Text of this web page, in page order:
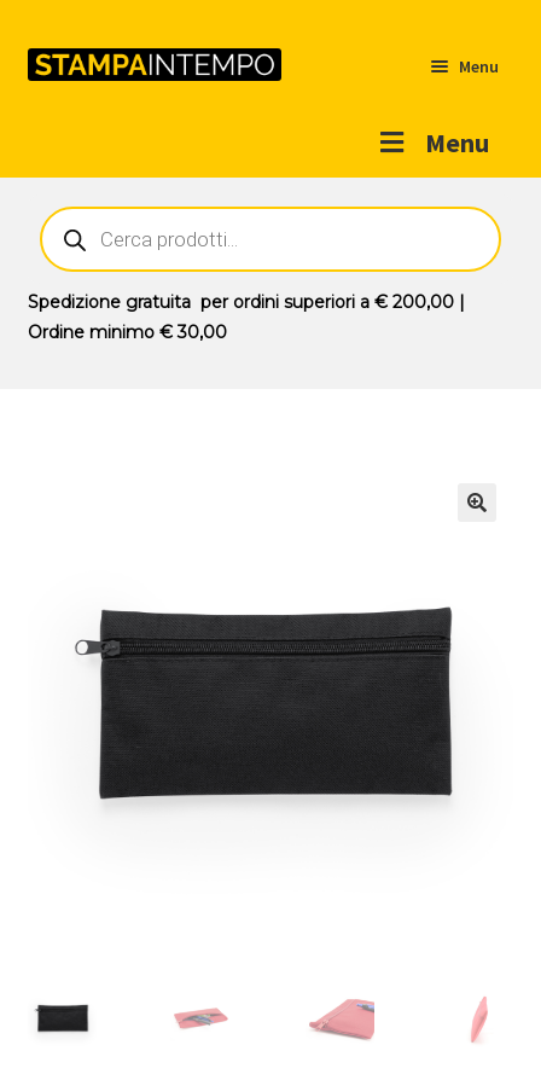
Menu
Menu
Outlet
Prodotti
Novità
Ricerca
prodotti
Spedizione gratuitaper ordini superiori a € 200,00|
Ordine minimo € 30,00